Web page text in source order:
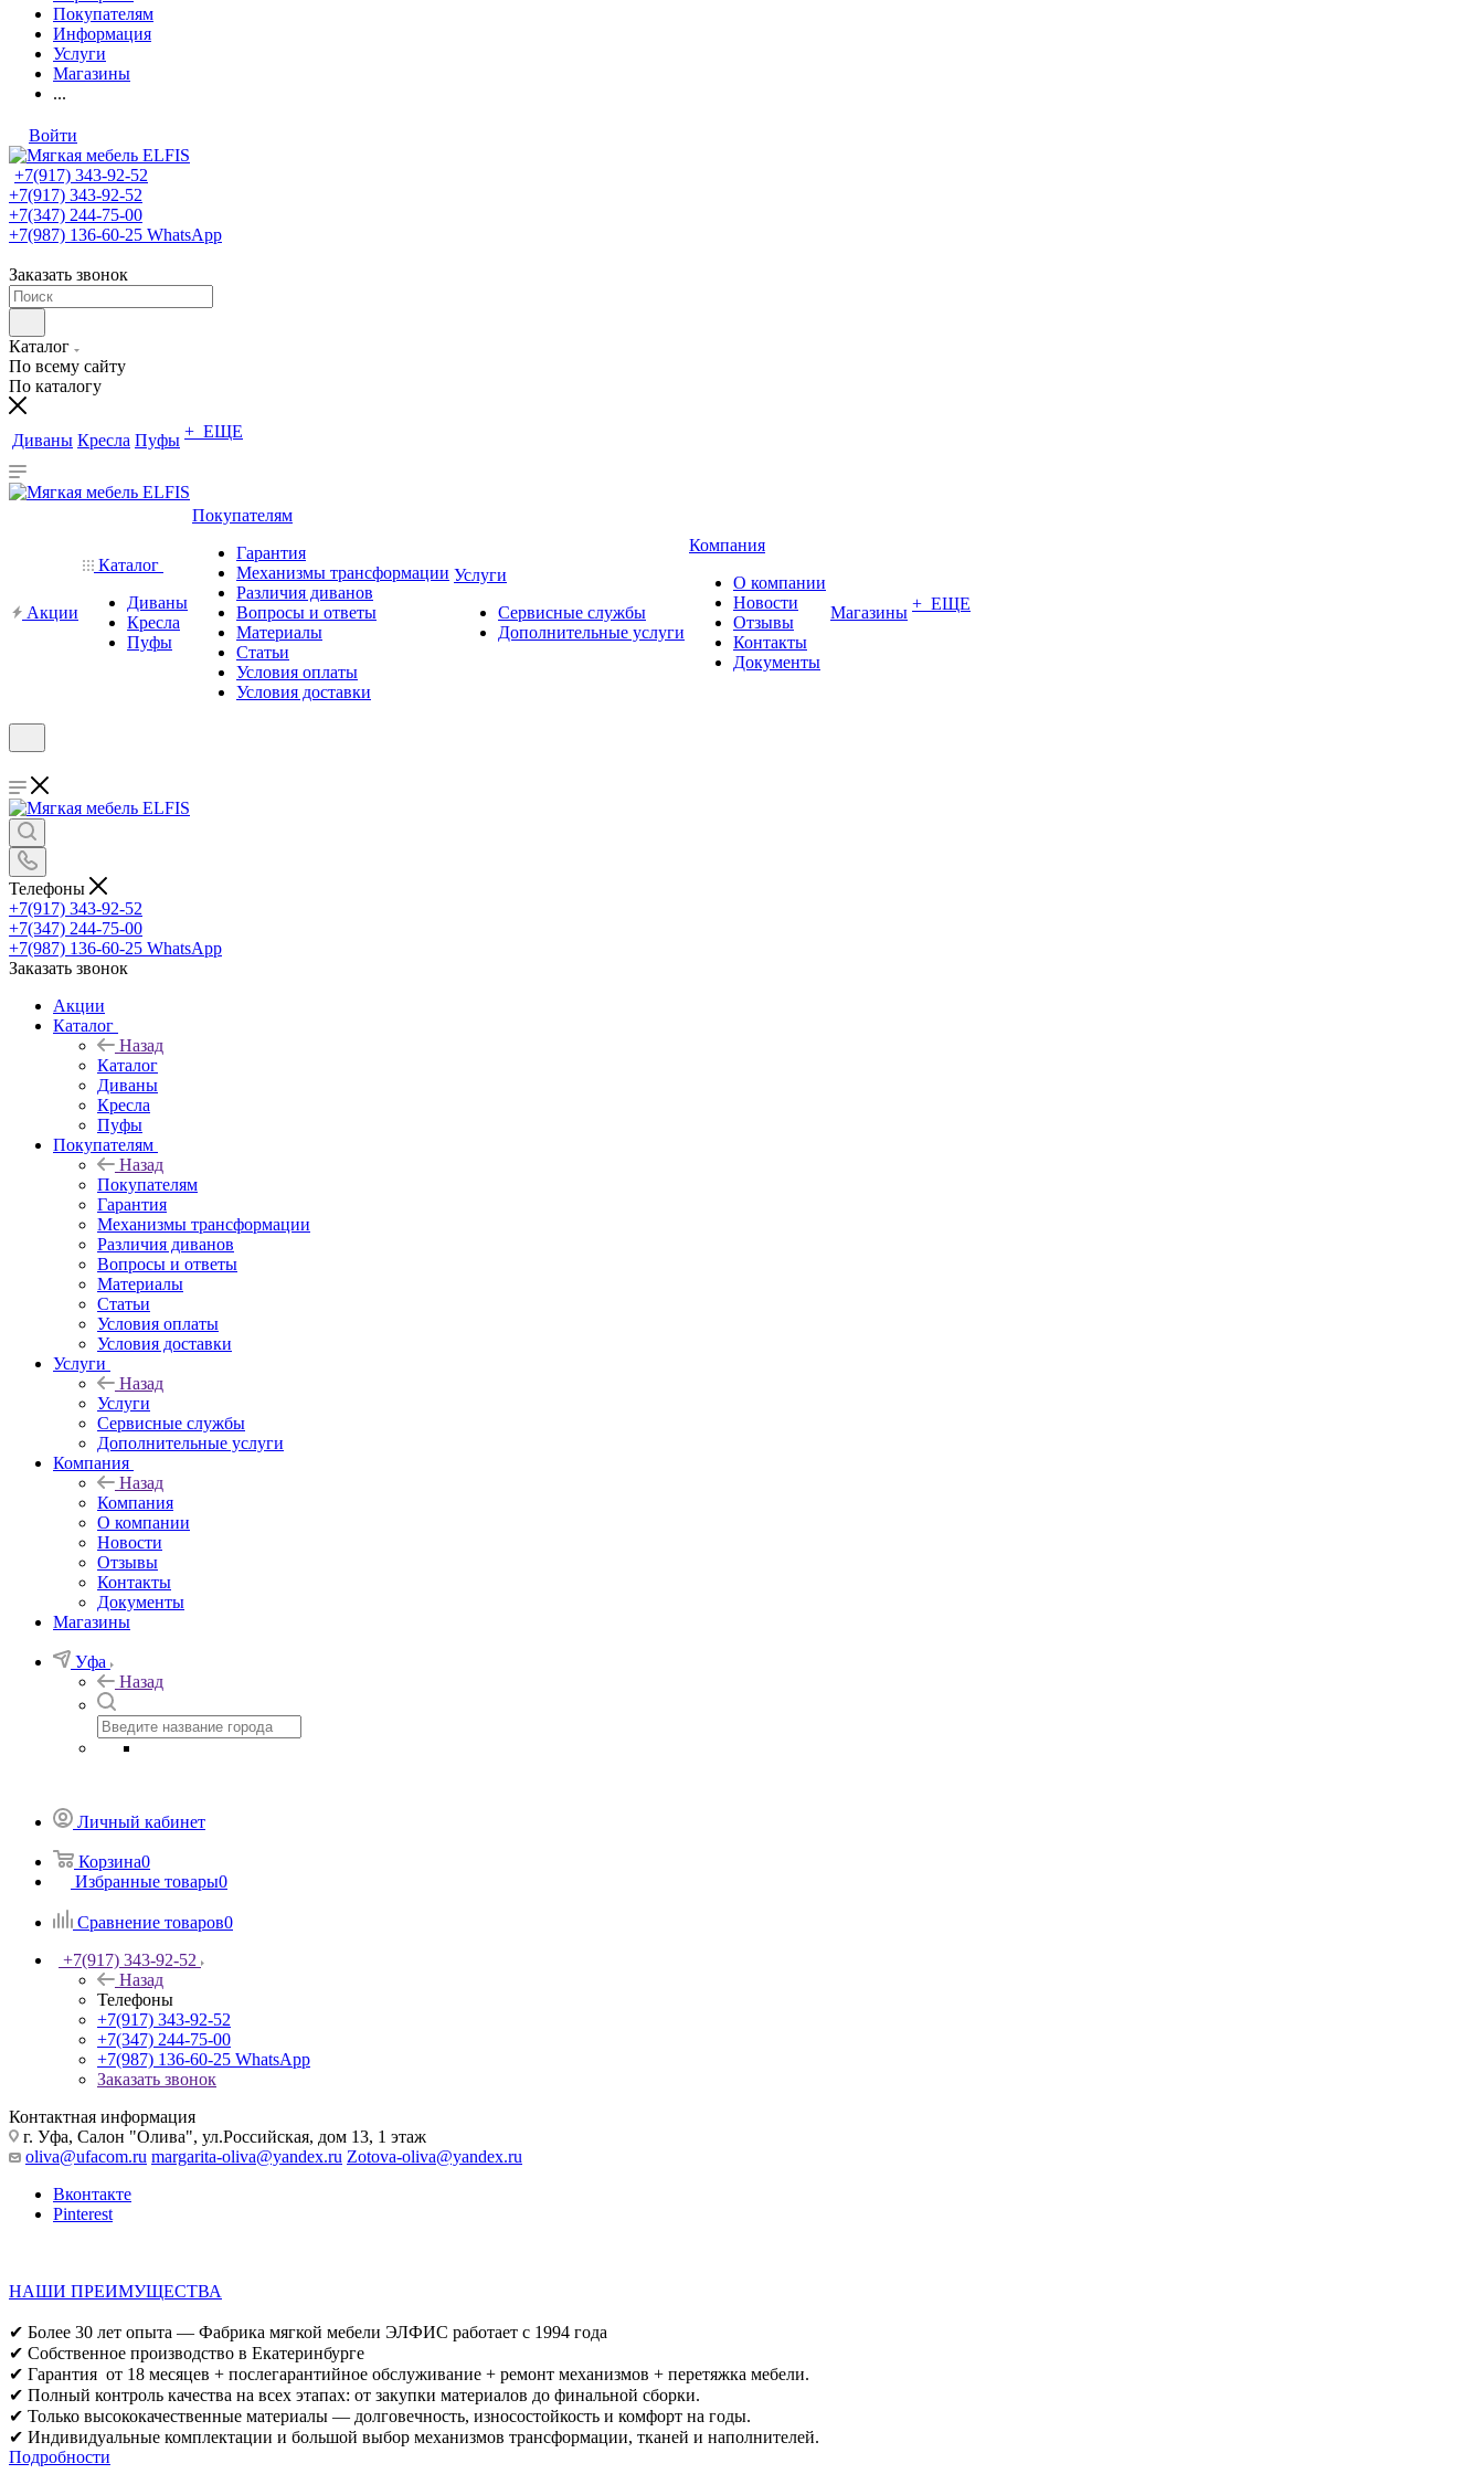
Покупателям
Информация
Услуги
Магазины
...
Войти
+7(917) 343-92-52
+7(917) 343-92-52
+7(347) 244-75-00
+7(987) 136-60-25 WhatsApp
Заказать звонок
Каталог
По всему сайту
По каталогу
Диваны Кресла Пуфы + ЕЩЕ
Акции
Каталог
Диваны
Кресла
Пуфы
Покупателям
Гарантия
Механизмы трансформации
Различия диванов
Вопросы и ответы
Материалы
Статьи
Условия оплаты
Условия доставки
Услуги
Сервисные службы
Дополнительные услуги
Компания
О компании
Новости
Отзывы
Контакты
Документы
Магазины + ЕЩЕ
Телефоны
+7(917) 343-92-52
+7(347) 244-75-00
+7(987) 136-60-25 WhatsApp
Заказать звонок
Акции
Каталог
Назад
Каталог
Диваны
Кресла
Пуфы
Покупателям
Назад
Покупателям
Гарантия
Механизмы трансформации
Различия диванов
Вопросы и ответы
Материалы
Статьи
Условия оплаты
Условия доставки
Услуги
Назад
Услуги
Сервисные службы
Дополнительные услуги
Компания
Назад
Компания
О компании
Новости
Отзывы
Контакты
Документы
Магазины
Уфа
Назад
Личный кабинет
Корзина0
Избранные товары0
Сравнение товаров0
+7(917) 343-92-52
Назад
Телефоны
+7(917) 343-92-52
+7(347) 244-75-00
+7(987) 136-60-25 WhatsApp
Заказать звонок
Контактная информация
г. Уфа, Салон "Олива", ул.Российская, дом 13, 1 этаж
oliva@ufacom.ru margarita-oliva@yandex.ru Zotova-oliva@yandex.ru
Вконтакте
Pinterest
НАШИ ПРЕИМУЩЕСТВА
✔ Более 30 лет опыта — Фабрика мягкой мебели ЭЛФИС работает с 1994 года
✔ Собственное производство в Екатеринбурге
✔ Гарантия от 18 месяцев + послегарантийное обслуживание + ремонт механизмов + перетяжка мебели.
✔ Полный контроль качества на всех этапах: от закупки материалов до финальной сборки.
✔ Только высококачественные материалы — долговечность, износостойкость и комфорт на годы.
✔ Индивидуальные комплектации и большой выбор механизмов трансформации, тканей и наполнителей.
Подробности